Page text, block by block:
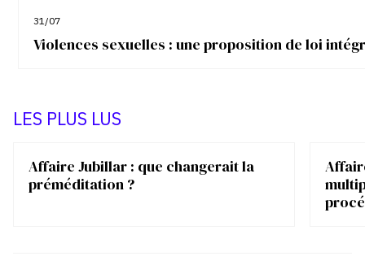
31/07
Violences sexuelles : une proposition de loi
LES PLUS LUS
Affaire Jubillar : que changerait la
préméditation ?